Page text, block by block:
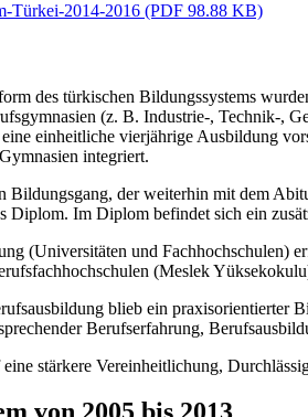
Türkei-2014-2016 (PDF 98.88 KB)
des türkischen Bildungssystems
(z. B. Industrie-, Technik-,
einheitliche vierjährige Ausbildung
integriert.
Bildungsgang, der weiterhin mit dem
Diplom. Im Diplom befindet sich ein
(Universitäten und Fachhochschulen)
(Meslek
blieb ein praxisorientierter
Berufserfahrung,
stärkere Vereinheitlichung,